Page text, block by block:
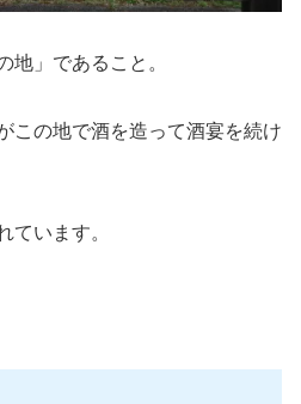
地」であること。
この地で酒を造って酒宴を続け
ています。